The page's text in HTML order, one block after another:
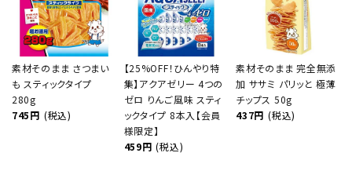
素材そのまま さつまい
も スティックタイプ
280g
745円 (税込)
【25%OFF！ひんやり特
集】アクアゼリー 4つの
ゼロ りんご風味 スティ
ックタイプ 8本入【会員
様限定】
459円 (税込)
素材そのまま 完全無添
加 ササミ パリッと 極薄
チップス 50g
437円 (税込)